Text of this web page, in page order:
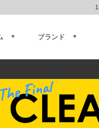
ブランド